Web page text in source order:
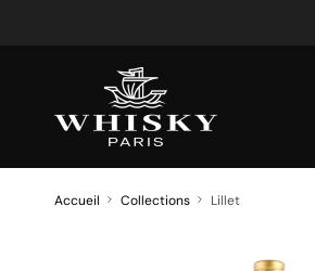
Accueil Collections Lillet